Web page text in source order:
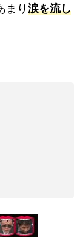
まり涙を流し